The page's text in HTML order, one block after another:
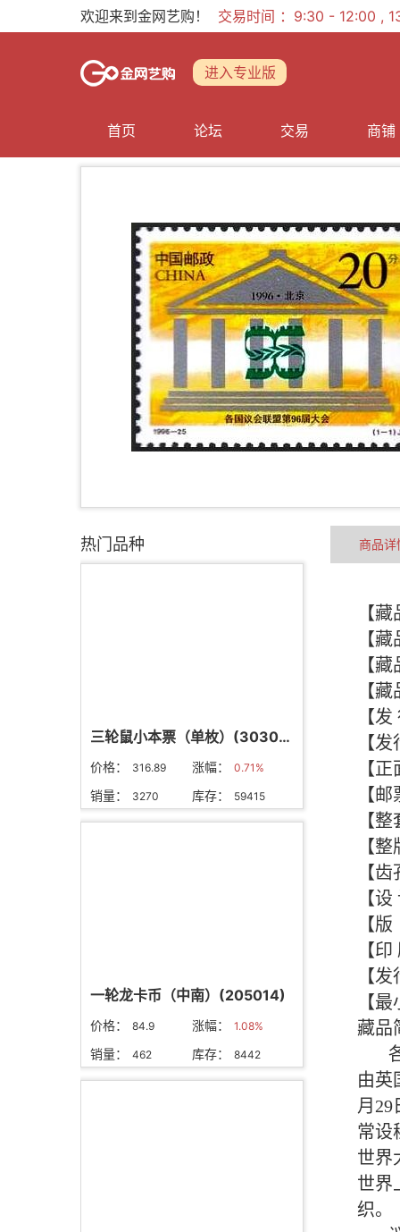
欢迎来到金网艺购！ 交易时间 ：9:30 - 12:00 ,
进入专业版
首页 论坛 交易 商铺
热门品种
三轮鼠小本票（单枚）(303024)
价格： 316.89 涨幅： 0.71%
销量： 3270 库存： 59415
一轮龙卡币（中南）(205014)
价格： 84.9 涨幅： 1.08%
销量： 462 库存： 8442
商品详